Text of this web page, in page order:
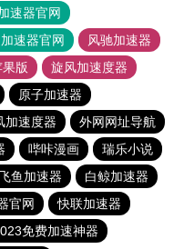
速器官网
速器官网
风驰加速器
版
旋风加速度器
原子加速器
加速度器
外网网址导航
哔咔漫画
瑞乐小说
鱼加速器
白鲸加速器
官网
快联加速器
免费加速神器